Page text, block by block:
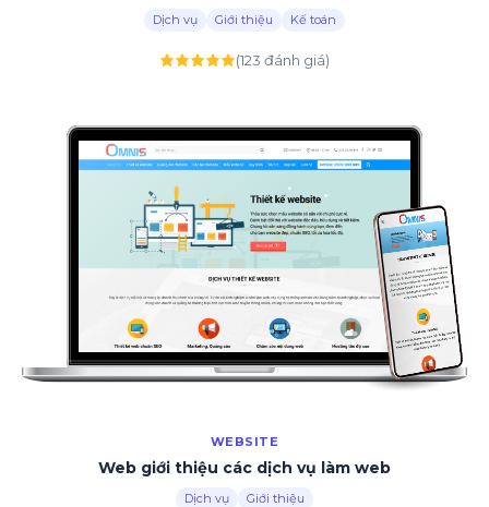
Dịch vụ Giới thiệu Kế toán
(123 đánh giá)
WEBSITE
Web giới thiệu các dịch vụ làm web
Dịch vụ Giới thiệu